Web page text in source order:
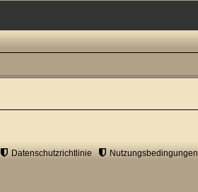
Nutzungsbedingungen
Datenschutzrichtlinie